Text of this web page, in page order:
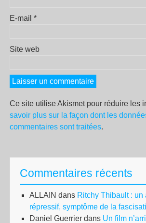
E-mail *
Site web
Ce site utilise Akismet pour réduire les
savoir plus sur la façon dont les
commentaires sont traitées.
Commentaires récents
ALLAIN dans Ritchy Thibault : un
répressif, symptôme de la
Daniel Guerrier dans Un film